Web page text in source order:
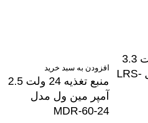
منبع تغذیه 48 ولت 3.3
آمپر مین ول مدل LRS-
افزودن به سبد خرید
منبع تغذیه 24 ولت 2.5
آمپر مین ول مدل
MDR-60-24